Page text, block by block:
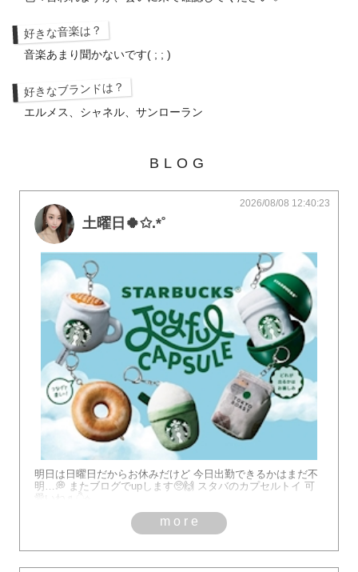
好きな音楽は？
音楽あまり聞かないです( ; ; )
好きなブランドは？
エルメス、シャネル、サンローラン
BLOG
土曜日🍀✩.*˚
2026/08/08 12:40:23
明日は日曜日だからお休みだけど 今日出勤できるかはまだ不
明…💭 またブログでupします🥺🙌 スタバのカプセルトイ 可
愛いね♬ੈ⟡
more